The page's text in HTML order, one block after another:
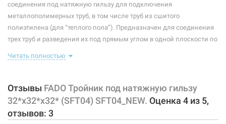
Покрытие корпуса: без покрытия
соединения под натяжную гильзу для подключения
металлополимерных труб, в том числе труб из сшитого
полиэтилена (для “теплого пола”). Предназначен для соединения
трех труб и разведения их под прямым углом в одной плоскости по
являются неразборными, допускается их замоноличивание.
товара могут изменяться производителем без уведомления. За
внесенные производителем изменения, магазин ответственности
не несет.
Читать полностью
Отзывы FADO Тройник под натяжную гильзу
32*х32*х32* (SFT04) SFT04_NEW. Оценка 4 из 5,
отзывов: 3